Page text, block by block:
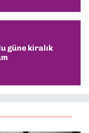
güne kiralık